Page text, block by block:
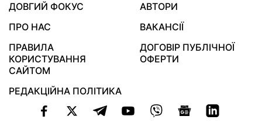
ДОВГИЙ ФОКУС
АВТОРИ
ПРО НАС
ВАКАНСІЇ
ПРАВИЛА
КОРИСТУВАННЯ
САЙТОМ
ДОГОВІР ПУБЛІЧНОЇ
ОФЕРТИ
РЕДАКЦІЙНА ПОЛІТИКА